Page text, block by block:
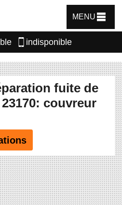
MENU
indisponible
fuite de
couvreur